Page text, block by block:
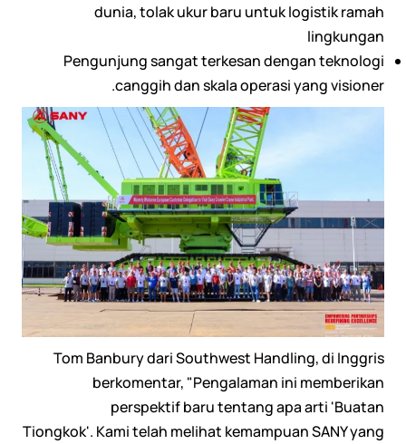
dunia, tolak ukur baru untuk logistik ramah
lingkungan
Pengunjung sangat terkesan dengan teknologi
canggih dan skala operasi yang visioner.
Tom Banbury dari Southwest Handling, di Inggris
berkomentar, "Pengalaman ini memberikan
perspektif baru tentang apa arti 'Buatan
Tiongkok'. Kami telah melihat kemampuan SANY yang